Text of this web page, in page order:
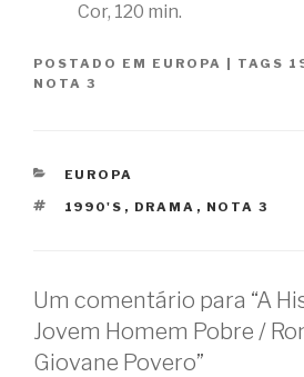
Cor, 120 min.
POSTADO EM EUROPA TAGS
NOTA 3
CATEGORIAS
EUROPA
TAGS
1990'S , DRAMA , NOTA 3
Um comentário para “A
Jovem Homem Pobre /
Giovane Povero”